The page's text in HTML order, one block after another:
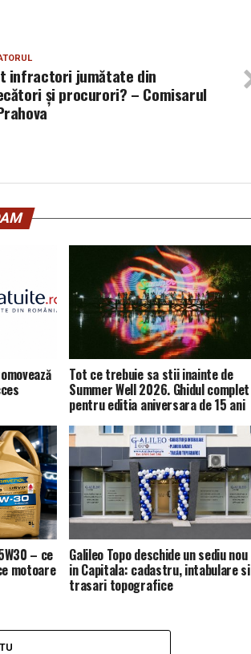
infractori jumătate din
și procurori? – Comisarul
Tot ce trebuie sa stii inainte de
Summer Well 2026. Ghidul complet
pentru editia aniversara de 15 ani
– ce
motoare
Galileo Topo deschide un sediu nou
in Capitala: cadastru, intabulare si
trasari topografice